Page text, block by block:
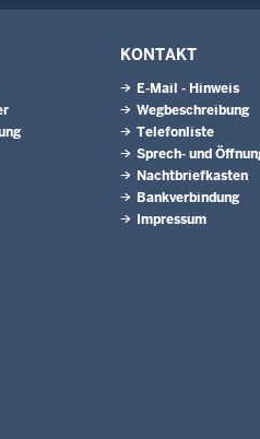
KONTAKT
E-Mail - Hinweis
Wegbeschreibung
Telefonliste
Sprech- und
Nachtbriefkasten
Bankverbindung
Impressum